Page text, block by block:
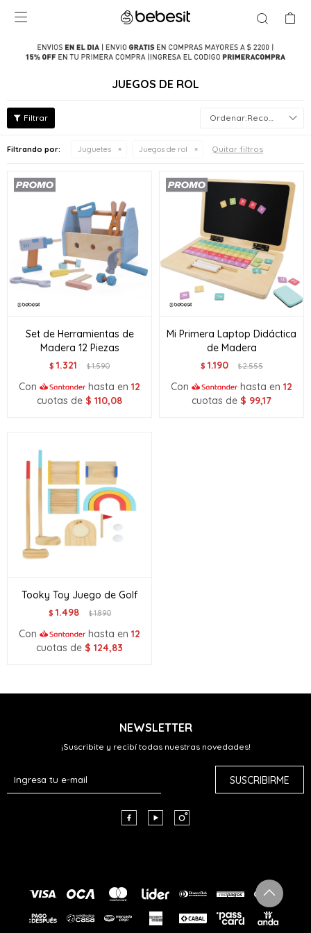

JUEGOS DE ROL
Recomendados
Filtrando por: Juguetes Juegos de rol Quitar filtros
Set de Herramientas de
Madera 12 Piezas
$ 1.321 $1.590
Con hasta en 12
cuotas de $ 110,08
Mi Primera Laptop Didáctica
de Madera
$ 1.190 $2.555
Con hasta en 12
cuotas de $ 99,17
Tooky Toy Juego de Golf
$ 1.498 $1.890
Con hasta en 12
cuotas de $ 124,83
NEWSLETTER
¡Suscribite y recibí todas nuestras novedades!
SUSCRIBIRME
  